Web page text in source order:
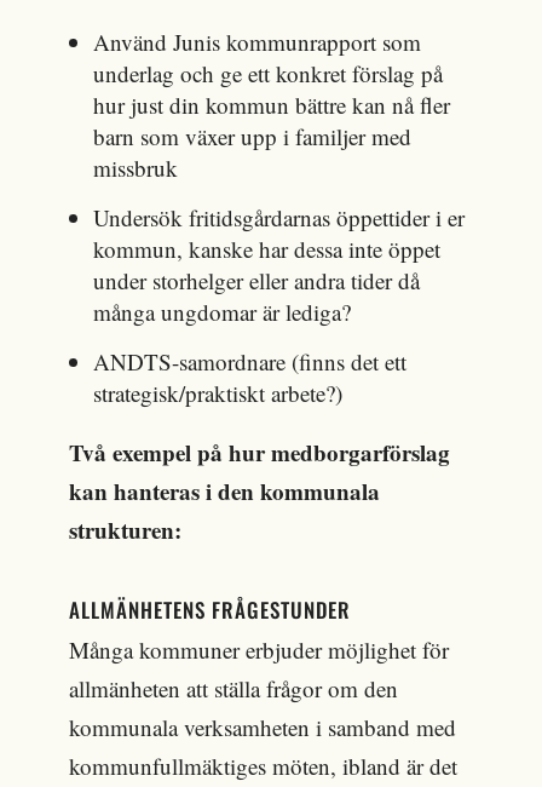
Använd Junis kommunrapport som
underlag och ge ett konkret förslag på
hur just din kommun bättre kan nå fler
barn som växer upp i familjer med
missbruk
Undersök fritidsgårdarnas öppettider i er
kommun, kanske har dessa inte öppet
under storhelger eller andra tider då
många ungdomar är lediga?
ANDTS-samordnare (finns det ett
strategisk/praktiskt arbete?)
Två exempel på hur medborgarförslag
kan hanteras i den kommunala
strukturen:
ALLMÄNHETENS FRÅGESTUNDER
Många kommuner erbjuder möjlighet för
allmänheten att ställa frågor om den
kommunala verksamheten i samband med
kommunfullmäktiges möten, ibland är det